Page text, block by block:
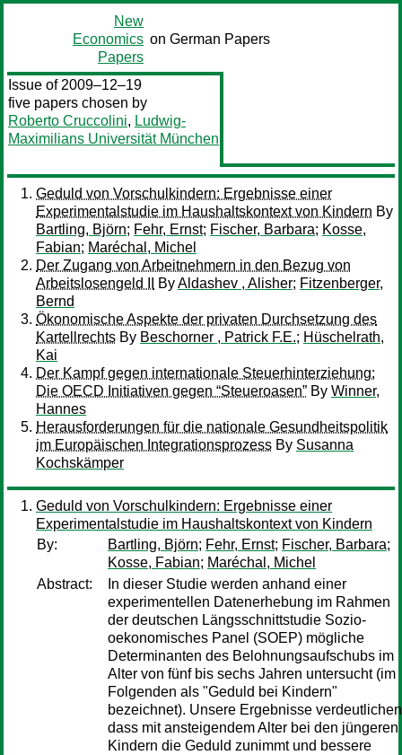
New
Economics
Papers
on German Papers
Issue of 2009–12–19
five papers chosen by
Roberto Cruccolini, Ludwig-
Maximilians Universität München
Geduld von Vorschulkindern: Ergebnisse einer
Experimentalstudie im Haushaltskontext von Kindern By
Bartling, Björn; Fehr, Ernst; Fischer, Barbara; Kosse,
Fabian; Maréchal, Michel
Der Zugang von Arbeitnehmern in den Bezug von
Arbeitslosengeld II
ByAldashev , Alisher; Fitzenberger,
Bernd
Ökonomische Aspekte der privaten Durchsetzung des
Kartellrechts By Beschorner , Patrick F.E.; Hüschelrath,
Kai
Der Kampf gegen internationale Steuerhinterziehung:
Die OECD Initiativen gegen “Steueroasen” By Winner,
Hannes
Herausforderungen für die nationale Gesundheitspolitik
im Europäischen Integrationsprozess By Susanna
Kochskämper
Geduld von Vorschulkindern: Ergebnisse einer
Experimentalstudie im Haushaltskontext von Kindern
By:
Bartling, Björn; Fehr, Ernst; Fischer, Barbara;
Kosse, Fabian; Maréchal, Michel
Abstract:
In dieser Studie werden anhand einer
experimentellen Datenerhebung im Rahmen
der deutschen Längsschnittstudie Sozio-
oekonomisches Panel (SOEP) mögliche
Determinanten des Belohnungsaufschubs im
Alter von fünf bis sechs Jahren untersucht (im
Folgenden als "Geduld bei Kindern"
bezeichnet). Unsere Ergebnisse
dass mit ansteigendem Alter bei den jüngeren
Kindern die Geduld zunimmt und bessere